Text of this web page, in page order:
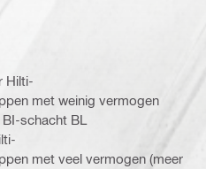
Hilti-
met weinig vermogen
BI-schacht BL
met veel vermogen (meer